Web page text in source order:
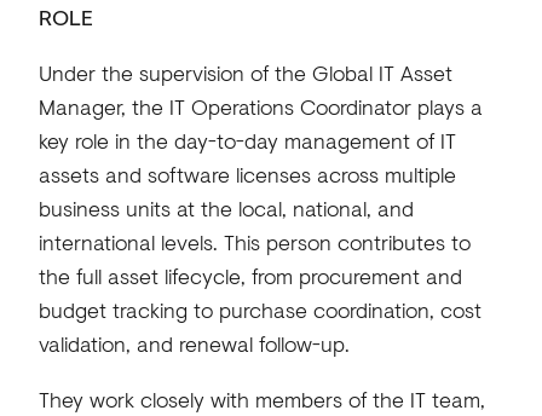
ROLE
Under the supervision of the Global IT Asset
Manager, the IT Operations Coordinator plays a
key role in the day-to-day management of IT
assets and software licenses across multiple
business units at the local, national, and
international levels. This person contributes to
the full asset lifecycle, from procurement and
budget tracking to purchase coordination, cost
validation, and renewal follow-up.
They work closely with members of the IT team,